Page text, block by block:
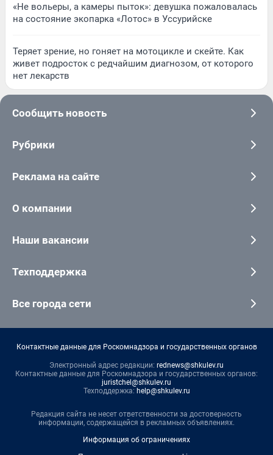
«Не вольеры, а камеры пыток»: девушка пожаловалась
на состояние экопарка «Лотос» в Уссурийске
Теряет зрение, но гоняет на мотоцикле и скейте. Как
живет подросток с редчайшим диагнозом, от которого
нет лекарств
Сообщить новость
Рубрики
Реклама на сайте
О компании
Наши вакансии
Техподдержка
Все города сети
Контактные данные для Роскомнадзора и государственных органов
Электронный адрес редакции: rednews@shkulev.ru
Контактные данные для Роскомнадзора и государственных органов:
juristchel@shkulev.ru
Техподдержка: help@shkulev.ru
Редакция сайта не несет ответственности за достоверность
информации, содержащейся в рекламных объявлениях.
Информация об ограничениях